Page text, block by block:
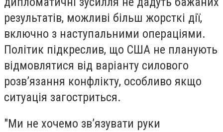
результатів, можливі більш жорсткі дії,
включно з наступальними операціями.
Політик підкреслив, що США не планують
відмовлятися від варіанту силового
розв’язання конфлікту, особливо якщо
ситуація загостриться.
"Ми не хочемо зв’язувати руки